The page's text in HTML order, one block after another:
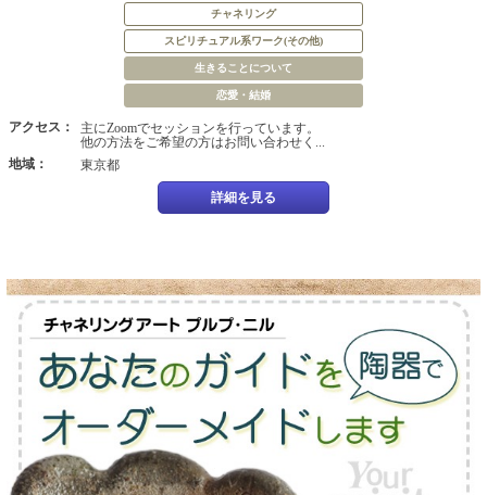
チャネリング
スピリチュアル系ワーク(その他)
生きることについて
恋愛・結婚
アクセス：
主にZoomでセッションを行っています。
他の方法をご希望の方はお問い合わせく...
地域：
東京都
詳細を見る